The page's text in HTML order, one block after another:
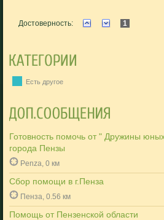
Достоверность: 1
Есть другое
Готовность помочь от " Дружины
города Пензы
Penza, 0 км
Сбор помощи в г.Пенза
Пенза, 0.56 км
Помощь от Пензенской области